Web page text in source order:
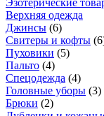
Эзотерические
Верхняя одежда
Джинсы (6)
Свитеры и кофты (6
Пуховики (5)
Пальто (4)
Спецодежда (4)
Головные уборы (3)
Брюки (2)